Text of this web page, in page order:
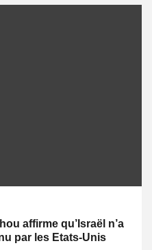
affirme qu’Israël n’a
par les Etats-Unis